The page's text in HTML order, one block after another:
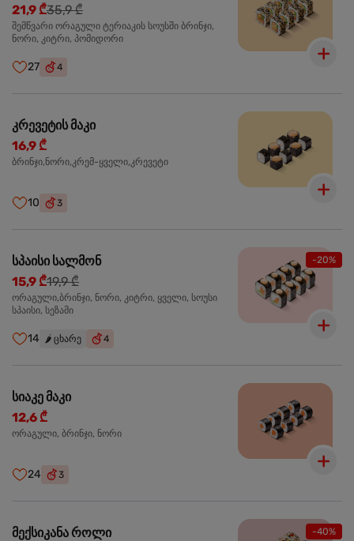
21,9 ₾35,9 ₾
შემწვარი ორაგული ტერიაკის სოუსში ბრინჯი,
ნორი, კიტრი, პომიდორი
27 4
კრევეტის მაკი
16,9 ₾
ბრინჯი,ნორი,კრემ-ყველი,კრევეტი
10 3
-20%
სპაისი სალმონ
15,9 ₾19,9 ₾
ორაგული,ბრინჯი, ნორი, კიტრი, ყველი, სოუსი
სპაისი, სეზამი
14 🌶️ ცხარე 4
სიაკე მაკი
12,6 ₾
ორაგული, ბრინჯი, ნორი
24 3
-40%
მექსიკანა როლი